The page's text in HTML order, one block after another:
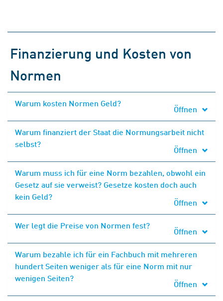
Finanzierung und Kosten von
Normen
Warum kosten Normen Geld?
Öffnen
Warum finanziert der Staat die Normungsarbeit nicht
selbst?
Öffnen
Warum muss ich für eine Norm bezahlen, obwohl ein
Gesetz auf sie verweist? Gesetze kosten doch auch
kein Geld?
Öffnen
Wer legt die Preise von Normen fest?
Öffnen
Warum bezahle ich für ein Fachbuch mit mehreren
hundert Seiten weniger als für eine Norm mit nur
wenigen Seiten?
Öffnen